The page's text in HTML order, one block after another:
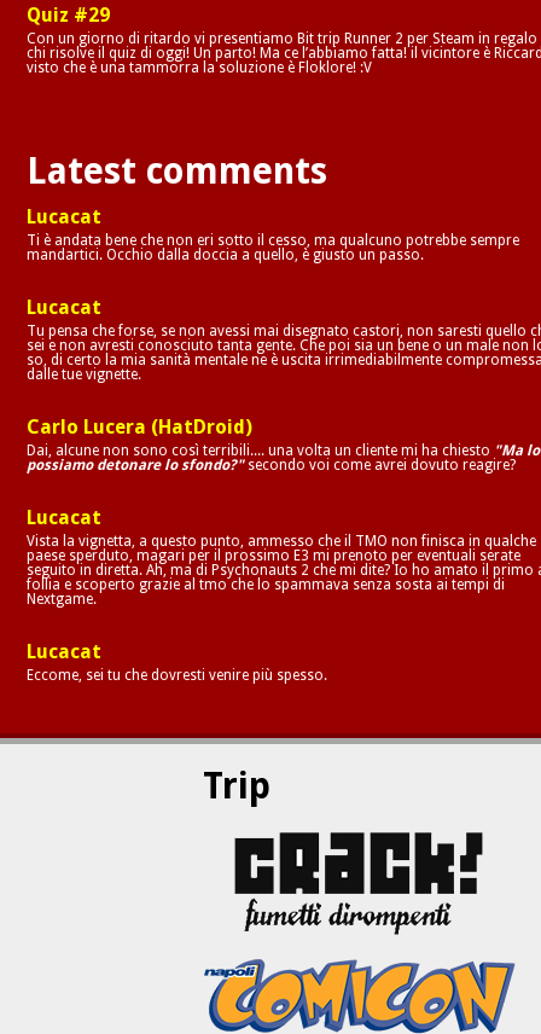
Quiz #29
Con un giorno di ritardo vi presentiamo Bit trip Runner 2 per Steam in regalo
chi risolve il quiz di oggi! Un parto! Ma ce l’abbiamo fatta! il vicintore è
visto che è una tammorra la soluzione è Floklore! :V
Latest comments
Lucacat
Ti è andata bene che non eri sotto il cesso, ma qualcuno potrebbe sempre
mandartici. Occhio dalla doccia a quello, è giusto un passo.
Lucacat
Tu pensa che forse, se non avessi mai disegnato castori, non saresti quello
sei e non avresti conosciuto tanta gente. Che poi sia un bene o un male non
so, di certo la mia sanità mentale ne è uscita irrimediabilmente
dalle tue vignette.
Carlo Lucera (HatDroid)
Dai, alcune non sono così terribili.... una volta un cliente mi ha chiesto "Ma lo
possiamo detonare lo sfondo?"secondo voi come avrei dovuto reagire?
Lucacat
Vista la vignetta, a questo punto, ammesso che il TMO non finisca in qualche
paese sperduto, magari per il prossimo E3 mi prenoto per eventuali serate
seguito in diretta. Ah, ma di Psychonauts 2 che mi dite? Io ho amato il primo
follia e scoperto grazie al tmo che lo spammava senza sosta ai tempi di
Nextgame.
Lucacat
Eccome, sei tu che dovresti venire più spesso.
Trip